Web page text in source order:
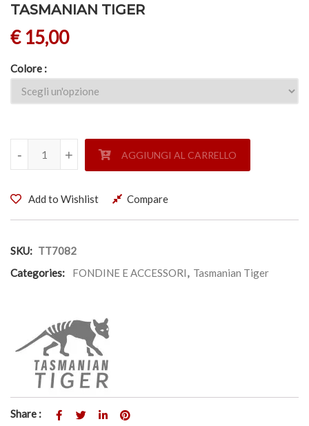
TASMANIAN TIGER
€15,00
Colore
COVER TACTICAL PER TELEFONO XL - TASMANIAN
+
- +
- AGGIUNGI AL CARRELLO
Add to Wishlist Compare
SKU: TT7082
Categories:
FONDINE E ACCESSORI, Tasmanian Tiger
Share :